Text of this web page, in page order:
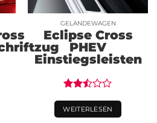
GELÄNDEWAGEN
Eclipse Cross
PHEV
Einstiegsleisten
mit
2.47
WEITERLESEN